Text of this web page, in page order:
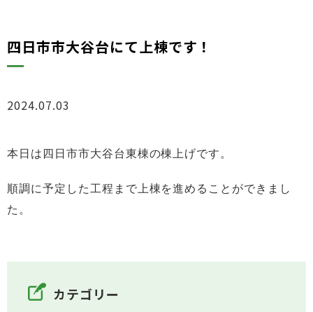
四日市市大谷台にて上棟です！
2024.07.03
本日は四日市市大谷台東棟の棟上げです。
順調に予定した工程まで上棟を進めることができまし
た。
カテゴリー